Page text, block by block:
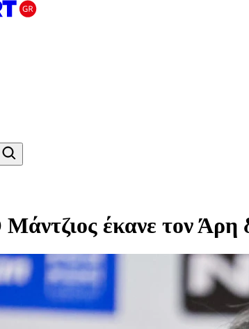
έκανε τον Άρη